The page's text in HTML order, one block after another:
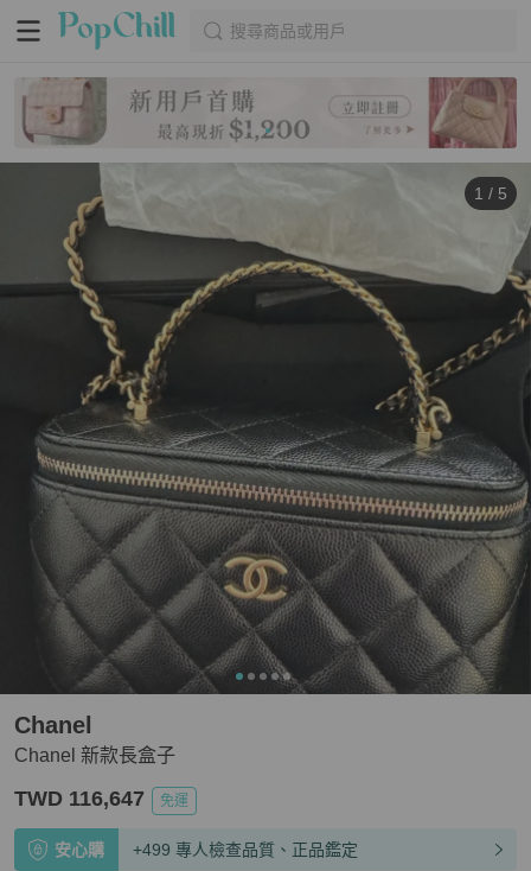
搜尋商品或用戶
1 / 5
Chanel 新款長盒子
Chanel
TWD 116,647 免運
安心購 +499 專人檢查品質、正品鑑定